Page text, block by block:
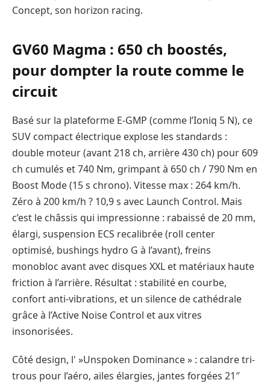
Concept, son horizon racing.
GV60 Magma : 650 ch boostés,
pour dompter la route comme le
circuit
Basé sur la plateforme E-GMP (comme l’Ioniq 5 N), ce
SUV compact électrique explose les standards :
double moteur (avant 218 ch, arrière 430 ch) pour 609
ch cumulés et 740 Nm, grimpant à 650 ch / 790 Nm en
Boost Mode (15 s chrono). Vitesse max : 264 km/h.
Zéro à 200 km/h ? 10,9 s avec Launch Control. Mais
c’est le châssis qui impressionne : rabaissé de 20 mm,
élargi, suspension ECS recalibrée (roll center
optimisé, bushings hydro G à l’avant), freins
monobloc avant avec disques XXL et matériaux haute
friction à l’arrière. Résultat : stabilité en courbe,
confort anti-vibrations, et un silence de cathédrale
grâce à l’Active Noise Control et aux vitres
insonorisées.
Côté design, l' »Unspoken Dominance » : calandre tri-
trous pour l’aéro, ailes élargies, jantes forgées 21″